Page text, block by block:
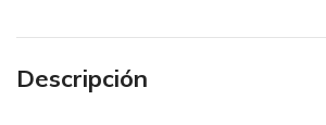
Descripción